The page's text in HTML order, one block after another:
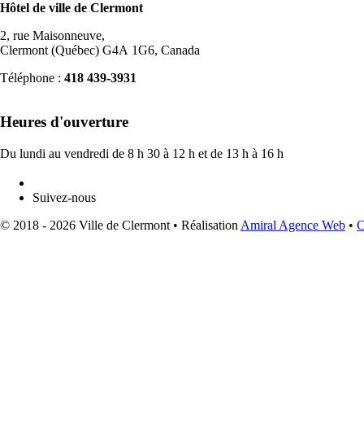
Hôtel de ville de Clermont
2, rue Maisonneuve,
Clermont (Québec) G4A 1G6, Canada
Téléphone : 418 439-3931
Heures d'ouverture
Du lundi au vendredi de 8 h 30 à 12 h et de 13 h à 16 h
Suivez-nous
© 2018 - 2026 Ville de Clermont • Réalisation Amiral Agence Web •